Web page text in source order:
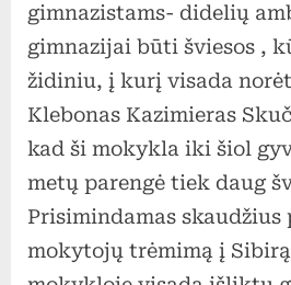
gimnazistams- didelių
gimnazijai būti šviesos ,
židiniu, į kurį visada
Klebonas Kazimieras
kad ši mokykla iki šiol
metų parengė tiek daug
Prisimindamas
mokytojų trėmimą į